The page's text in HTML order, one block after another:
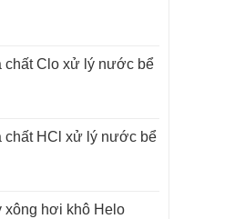
chất Clo xử lý nước bể
chất HCl xử lý nước bể
xông hơi khô Helo